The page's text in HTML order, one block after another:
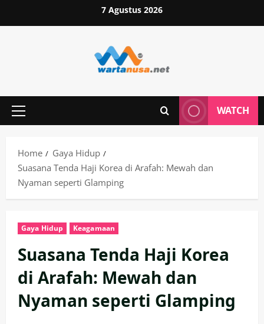
to
7 Agustus 2026
Primary
WATCH
Home
Gaya Hidup
Suasana Tenda Haji Korea di Arafah: Mewah dan
Nyaman seperti Glamping
Gaya Hidup Keagamaan
Suasana Tenda Haji Korea
di Arafah: Mewah dan
Nyaman seperti Glamping